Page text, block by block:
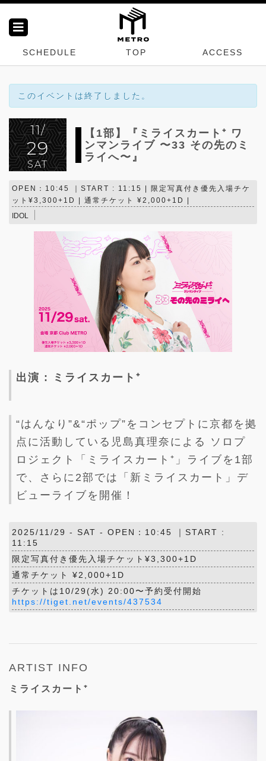
SCHEDULE TOP ACCESS
このイベントは終了しました。
11/
29
SAT
【1部】『ミライスカート⁺ ワ
ンマンライブ 〜33 その先のミ
ライへ〜』
OPEN：10:45 ｜START : 11:15 | 限定写真付き優先入場チケ
ット¥3,300+1D | 通常チケット ¥2,000+1D |
IDOL
出演 : ミライスカート⁺
“はんなり”&“ポップ”をコンセプトに京都を拠
点に活動している児島真理奈による ソロプ
ロジェクト「ミライスカート⁺」ライブを1部
で、さらに2部では「新ミライスカート」デ
ビューライブを開催！
2025/11/29 - SAT - OPEN：10:45 ｜START :
11:15
限定写真付き優先入場チケット¥3,300+1D
通常チケット ¥2,000+1D
チケットは10/29(水) 20:00〜予約受付開始
https://tiget.net/events/437534
ARTIST INFO
ミライスカート⁺